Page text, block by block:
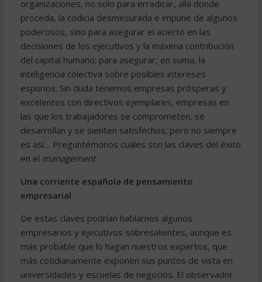
organizaciones, no solo para erradicar, allá donde
proceda, la codicia desmesurada e impune de algunos
poderosos, sino para asegurar el acierto en las
decisiones de los ejecutivos y la máxima contribución
del capital humano; para asegurar, en suma, la
inteligencia colectiva sobre posibles intereses
espurios. Sin duda tenemos empresas prósperas y
excelentes con directivos ejemplares, empresas en
las que los trabajadores se comprometen, se
desarrollan y se sienten satisfechos; pero no siempre
es así… Preguntémonos cuáles son las claves del éxito
en el management.
Una corriente española de pensamiento
empresarial
De estas claves podrían hablarnos algunos
empresarios y ejecutivos sobresalientes, aunque es
más probable que lo hagan nuestros expertos, que
más cotidianamente exponen sus puntos de vista en
universidades y escuelas de negocios. El observador